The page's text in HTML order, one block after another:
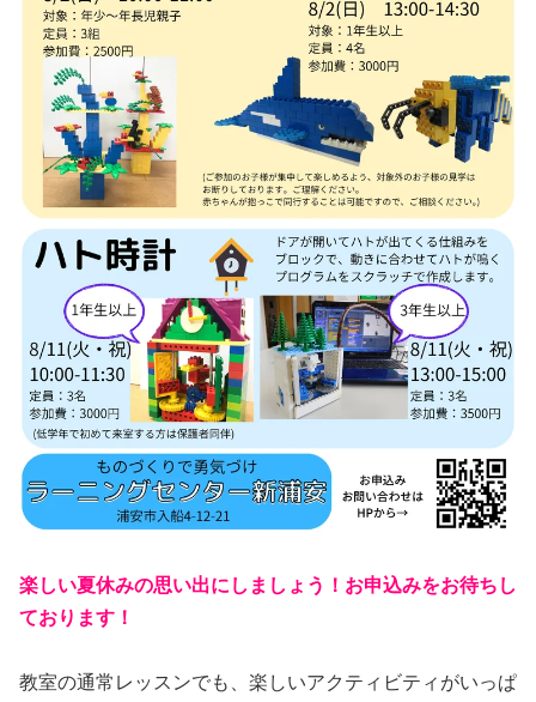
楽しい夏休みの思い出にしましょう！お申込みをお待ちし
ております！
教室の通常レッスンでも、楽しいアクティビティがいっぱ